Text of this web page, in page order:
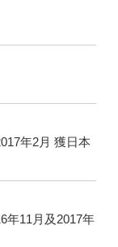
年2月 獲日本
年11月及2017年